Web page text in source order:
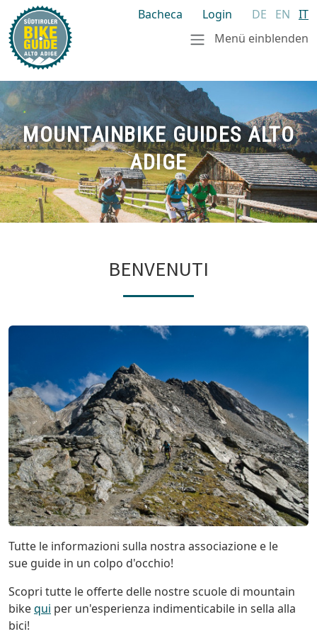
Bacheca Login DE EN IT
Menü einblenden
MOUNTAINBIKE GUIDES ALTO
ADIGE
BENVENUTI
Tutte le informazioni sulla nostra associazione e le
sue guide in un colpo d'occhio!
Scopri tutte le offerte delle nostre scuole di mountain
bikequi per un'esperienza indimenticabile in sella alla
bici!